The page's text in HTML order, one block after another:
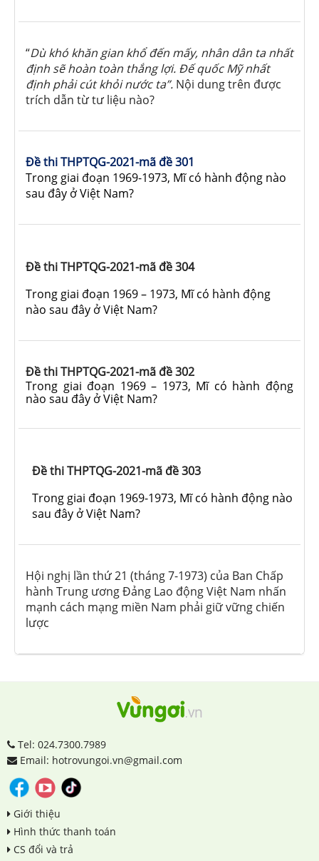
“Dù khó khăn gian khổ đến mấy, nhân dân ta nhất
định sẽ hoàn toàn thắng lợi. Đế quốc Mỹ nhất
định phải cút khỏi nước ta”. Nội dung trên được
trích dẫn từ tư liệu nào?
Đề thi THPTQG-2021-mã đề 301
Trong giai đoạn 1969-1973, Mĩ có hành động nào
sau đây ở Việt Nam?
Đề thi THPTQG-2021-mã đề 304
Trong giai đoạn 1969 – 1973, Mĩ có hành động
nào sau đây ở Việt Nam?
Đề thi THPTQG-2021-mã đề 302
Trong giai đoạn 1969 – 1973, Mĩ có hành động
nào sau đây ở Việt Nam?
Đề thi THPTQG-2021-mã đề 303
Trong giai đoạn 1969-1973, Mĩ có hành động nào
sau đây ở Việt Nam?
Hội nghị lần thứ 21 (tháng 7-1973) của Ban Chấp
hành Trung ương Đảng Lao động Việt Nam nhấn
mạnh cách mạng miền Nam phải giữ vững chiến
lược
Tel: 024.7300.7989
Email: hotrovungoi.vn@gmail.com
Giới thiệu
Hình thức thanh toán
CS đổi và trả